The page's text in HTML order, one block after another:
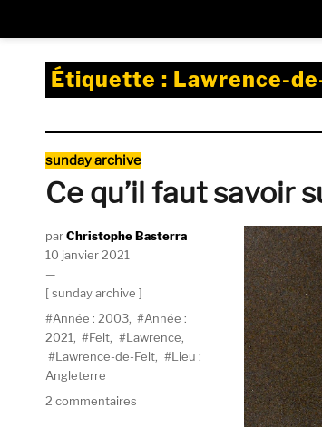
Étiquette : Lawrence-
Catégories
sunday archive
Ce qu’il faut savoir
AuteurChristophe Basterra
Publié
le
10 janvier 2021
Catégories
sunday archive
Étiquettes
Année : 2003
Année :
2021
Felt Lawrence
Lawrence-de-Felt
Lieu :
Angleterre
2 commentaires